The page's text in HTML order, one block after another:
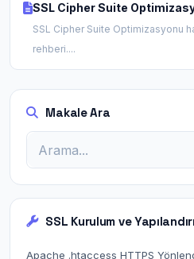
SSL Cipher Suite
SSL Cipher Suite Optimizasyonu
rehberi....
Makale Ara
SSL Kurulum ve
Apache .htaccess HTTPS